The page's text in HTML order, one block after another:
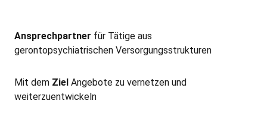
Ansprechpartner für Tätige aus
gerontopsychiatrischen Versorgungsstrukturen
Mit dem Ziel Angebote zu vernetzen und
weiterzuentwickeln